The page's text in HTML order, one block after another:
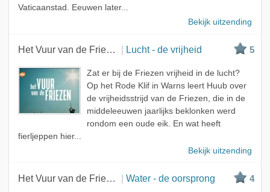
Vaticaanstad. Eeuwen later...
Bekijk uitzending
Het Vuur van de Friezen Lucht - de vrijheid 5
Zat er bij de Friezen vrijheid in de lucht?
Op het Rode Klif in Warns leert Huub over
de vrijheidsstrijd van de Friezen, die in de
middeleeuwen jaarlijks beklonken werd
rondom een oude eik. En wat heeft
fierljeppen hier...
Bekijk uitzending
Het Vuur van de Friezen Water - de oorsprong 4